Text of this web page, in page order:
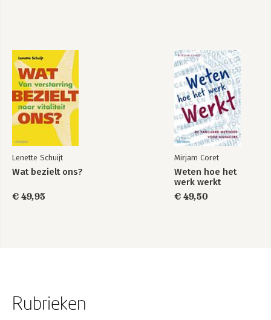
Lenette Schuijt
Wat bezielt ons?
€ 49,95
Mirjam Coret
Weten hoe het
werk werkt
€ 49,50
Rubrieken